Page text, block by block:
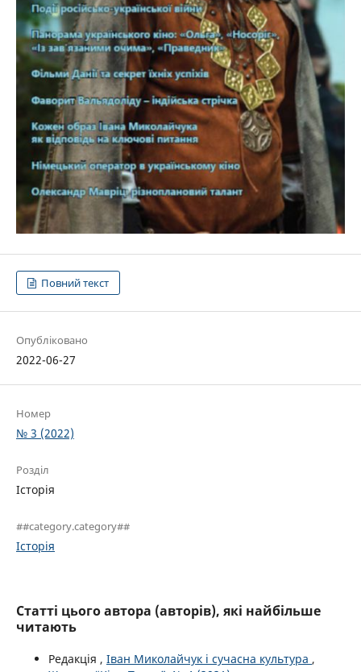
Повний текст
Опубліковано
2022-06-27
Номер
№ 3 (2022)
Розділ
Історія
##category.category##
Історія
Статті цього автора (авторів), які найбільше
читають
Редакція , Іван Миколайчук і сучасна культура ,